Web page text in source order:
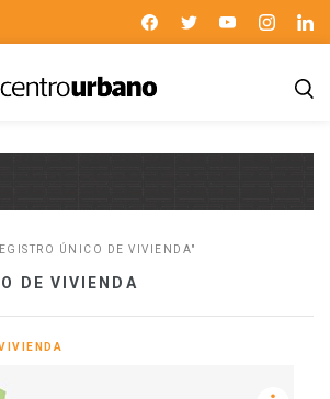
ÚNICO DE VIVIENDA"
DE VIVIENDA